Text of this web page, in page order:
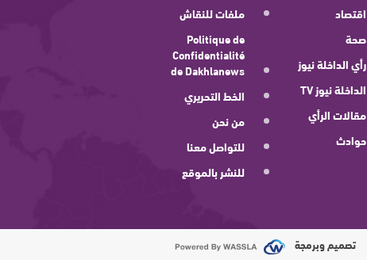
اقتصاد
صحة
رأي الداخلة نيوز
الداخلة نيوز TV
مقالات الرأي
حوادث
ملفات للنقاش
Politique de
Confidentialité
de Dakhlanews
الخط التحريري
من نحن
للتواصل معنا
للنشر بالموقع
تصميم وبرمجة